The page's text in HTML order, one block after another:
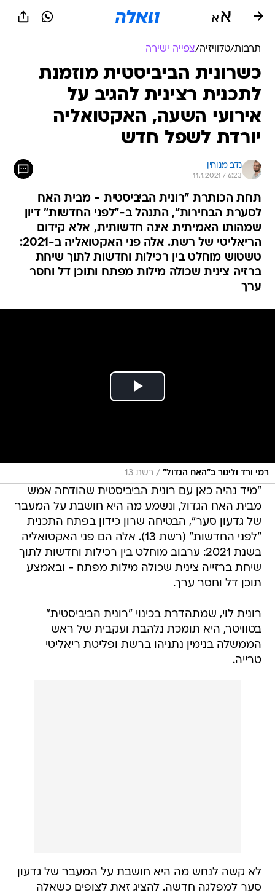
תרבות/טלוויזיה/צפייה ישירה
כשרונית הביביסטית מוזמנת
לתכנית רצינית להגיב על
אירועי השעה, האקטואליה
יורדת לשפל חדש
נדב מנוחין
11.1.2021 / 6:23
תחת הכותרת "רונית הביביסטית - מבית האח
לסערת הבחירות", התנהל ב-"לפני החדשות" דיון
שמהותו האמיתית אינה חדשותית, אלא קידום
הריאליטי של רשת. אלה פני האקטואליה ב-2021:
טשטוש מוחלט בין רכילות וחדשות לתוך שיחת
ברזיה צינית שכולה מילות מפתח ותוכן דל וחסר
ערך
רמי ורד ולינור ב"האח הגדול" / רשת 13
‏"מיד נהיה כאן עם רונית הביביסטית שהודחה אמש
מבית האח הגדול, ונשמע מה היא חושבת על המעבר
של גדעון סער", הבטיחה שרון כידון בפתח התכנית
"לפני החדשות" (רשת 13). אלה הם פני האקטואליה
בשנת 2021: ערבוב מוחלט בין רכילות וחדשות לתוך
שיחת ברזייה צינית שכולה מילות מפתח - ובאמצע
תוכן דל וחסר ערך.
רונית לוי, שמתהדרת בכינוי "רונית הביביסטית"
בטוויטר, היא תומכת נלהבת ועקבית של ראש
הממשלה בנימין נתניהו ברשת ופליטת ריאליטי
טרייה.
לא קשה לנחש מה היא חושבת על המעבר של גדעון
סער למפלגה חדשה. להציג זאת לצופים כשאלה